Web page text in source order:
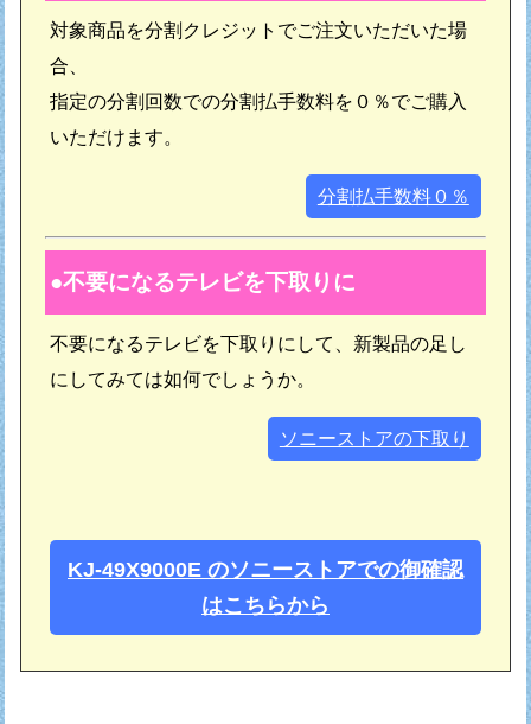
対象商品を分割クレジットでご注文いただいた場
合、
指定の分割回数での分割払手数料を０％でご購入
いただけます。
分割払手数料０％
不要になるテレビを下取りに
不要になるテレビを下取りにして、新製品の足し
にしてみては如何でしょうか。
ソニーストアの下取り
KJ-49X9000E のソニーストアでの御確認
はこちらから